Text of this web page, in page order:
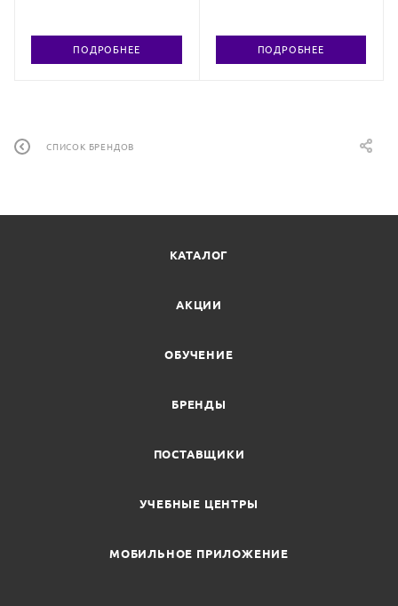
ПОДРОБНЕЕ ПОДРОБНЕЕ
СПИСОК БРЕНДОВ
КАТАЛОГ
АКЦИИ
ОБУЧЕНИЕ
БРЕНДЫ
ПОСТАВЩИКИ
УЧЕБНЫЕ ЦЕНТРЫ
МОБИЛЬНОЕ ПРИЛОЖЕНИЕ